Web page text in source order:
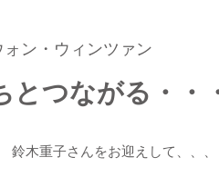
ォン・ウィンツァン
とつながる・・
木重子さんをお迎えして、、、